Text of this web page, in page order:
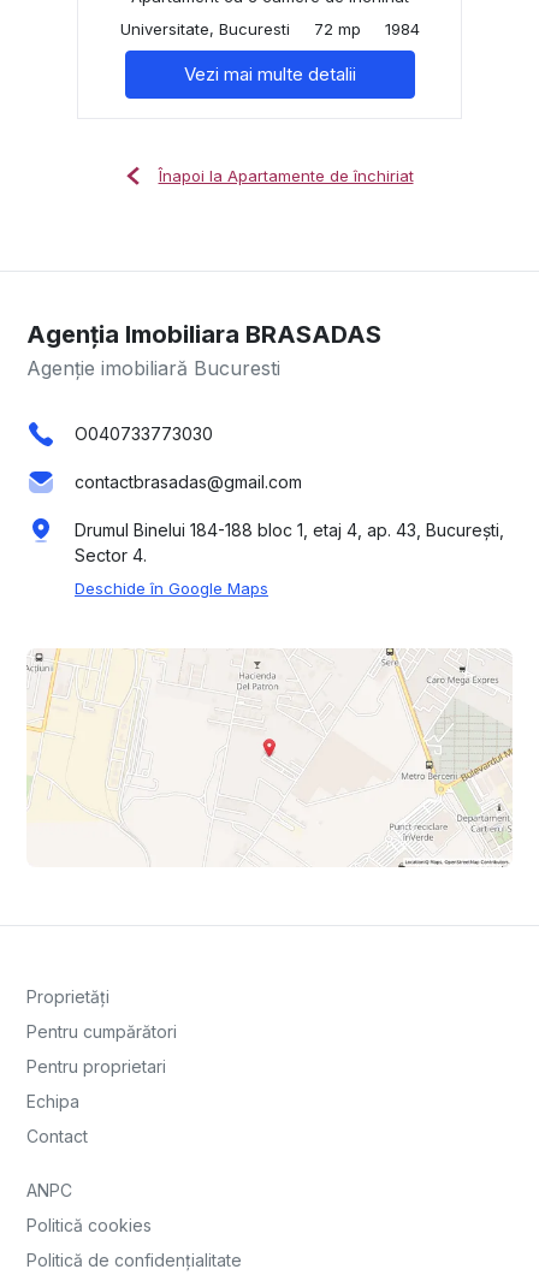
Universitate, Bucuresti
72 mp 1984
Vezi mai multe detalii
Înapoi la Apartamente de închiriat
Agenția Imobiliara BRASADAS
Agenție imobiliară Bucuresti
O040733773030
contactbrasadas@gmail.com
Drumul Binelui 184-188 bloc 1, etaj 4, ap. 43, București,
Sector 4.
Deschide în Google Maps
Proprietăți
Pentru cumpărători
Pentru proprietari
Echipa
Contact
ANPC
Politică cookies
Politică de confidențialitate